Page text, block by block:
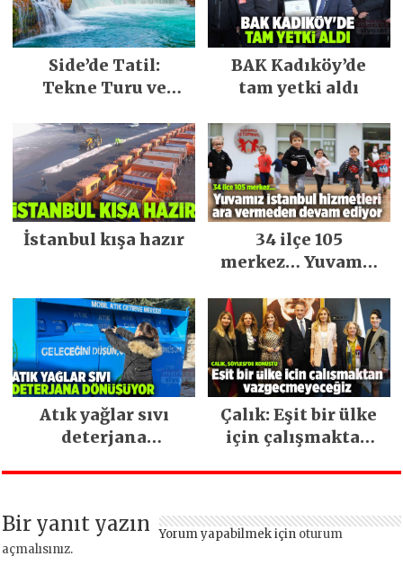
Side’de Tatil:
Tekne Turu ve
BAK Kadıköy’de
tam yetki aldı
İstanbul kışa hazır
34 ilçe 105
merkez… Yuvamız
ara vermeden
devam ediyor
Atık yağlar sıvı
deterjana
Çalık: Eşit bir ülke
için çalışmaktan
Bir yanıt yazın Yorum yapabilmek için oturum
açmalısınız.